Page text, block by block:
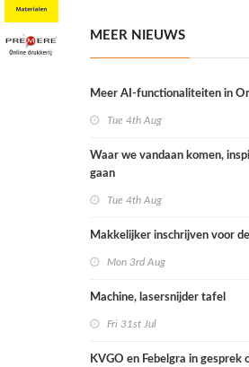
MEER NIEUWS
Meer AI-functionaliteiten in
Tue 4th Aug
Waar we vandaan komen,
gaan
Tue 4th Aug
Makkelijker inschrijven voor
Mon 3rd Aug
Machine, lasersnijder tafel
Fri 31st Jul
KVGO en Febelgra in gesprek